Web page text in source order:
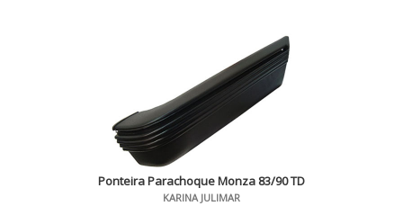
Ponteira Parachoque Monza 83/90 TD
KARINA JULIMAR